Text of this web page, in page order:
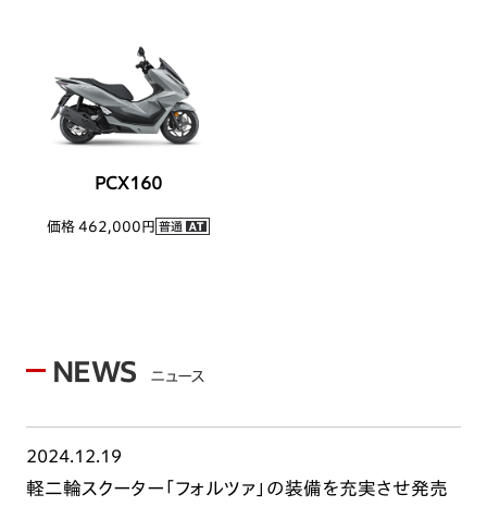
PCX160
価格 462,000円
NEWS ニュース
2024.12.19
軽二輪スクーター「フォルツァ」の装備を充実させ発売